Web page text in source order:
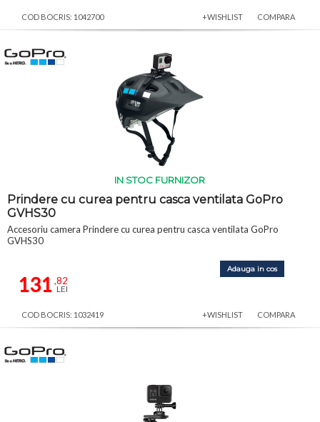
COD BOCRIS: 1042700 +WISHLIST COMPARA
IN STOC FURNIZOR
Prindere cu curea pentru casca ventilata GoPro
GVHS30
Accesoriu camera Prindere cu curea pentru casca ventilata GoPro
GVHS30
131,82
LEI
Adauga in cos
COD BOCRIS: 1032419 +WISHLIST COMPARA